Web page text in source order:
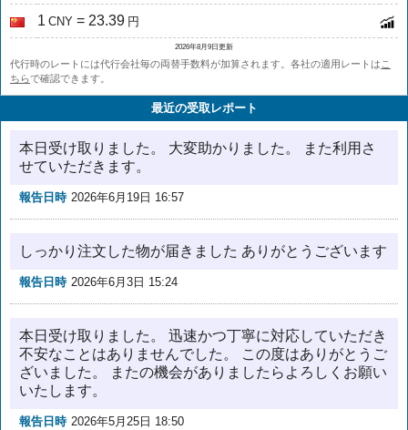
1 CNY = 23.39 円
2026年8月9日更新
代行時のレートには代行会社毎の両替手数料が加算されます。各社の適用レートは こ
ちらで確認できます。
最近の受取レポート
本日受け取りました。 大変助かりました。 また利用さ
せていただきます。
報告日時 2026年6月19日 16:57
しっかり注文した物が届きました ありがとうございます
報告日時 2026年6月3日 15:24
本日受け取りました。 迅速かつ丁寧に対応していただき
不安なことはありませんでした。 この度はありがとうご
ざいました。 またの機会がありましたらよろしくお願い
いたします。
報告日時 2026年5月25日 18:50